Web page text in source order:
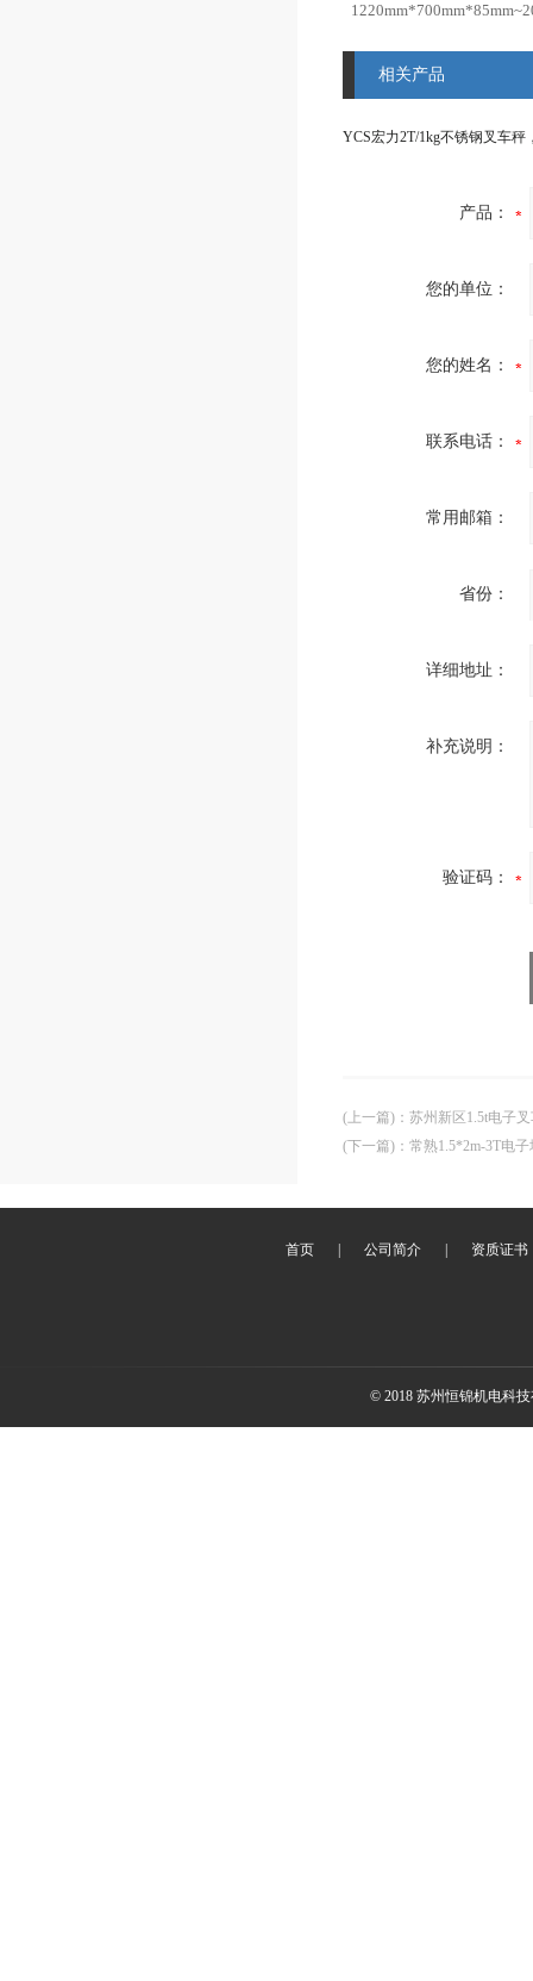
相关产品
产品：
您的单位：
您的姓名：
联系电话：
常用邮箱：
省份：
详细地址：
补充说明：
验证码：
(上一篇) ： 苏州新区1.5t电子
(下一篇) ： 常熟1.5*2m-3T电子
首页 公司简介 资质证书
© 2018 苏州恒锦机电科